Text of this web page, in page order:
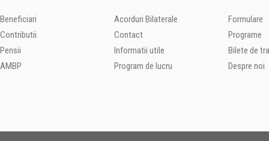
Beneficiari
Contributii
Pensii
AMBP
Acorduri Bilaterale
Contact
Informatii utile
Program de lucru
Formulare
Programe
Bilete de
Despre noi